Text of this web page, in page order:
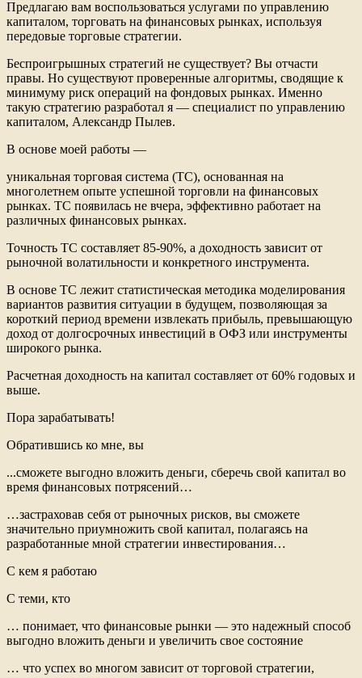
Предлагаю вам воспользоваться услугами по управлению
капиталом, торговать на финансовых рынках, используя
передовые торговые стратегии.
Беспроигрышных стратегий не существует? Вы отчасти
правы. Но существуют проверенные алгоритмы, сводящие к
минимуму риск операций на фондовых рынках. Именно
такую стратегию разработал я — специалист по управлению
капиталом, Александр Пылев.
В основе моей работы —
уникальная торговая система (ТС), основанная на
многолетнем опыте успешной торговли на финансовых
рынках. ТС появилась не вчера, эффективно работает на
различных финансовых рынках.
Точность ТС составляет 85-90%, а доходность зависит от
рыночной волатильности и конкретного инструмента.
В основе ТС лежит статистическая методика моделирования
вариантов развития ситуации в будущем, позволяющая за
короткий период времени извлекать прибыль, превышающую
доход от долгосрочных инвестиций в ОФЗ или инструменты
широкого рынка.
Расчетная доходность на капитал составляет от 60% годовых и
выше.
Пора зарабатывать!
Обратившись ко мне, вы
...сможете выгодно вложить деньги, сберечь свой капитал во
время финансовых потрясений…
…застраховав себя от рыночных рисков, вы сможете
значительно приумножить свой капитал, полагаясь на
разработанные мной стратегии инвестирования…
С кем я работаю
С теми, кто
… понимает, что финансовые рынки — это надежный способ
выгодно вложить деньги и увеличить свое состояние
… что успех во многом зависит от торговой стратегии,